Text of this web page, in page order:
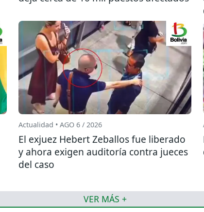
Actualidad • AGO 6 / 2026
El exjuez Hebert Zeballos fue liberado
y ahora exigen auditoría contra jueces
del caso
VER MÁS +